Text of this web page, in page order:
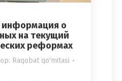
информация о
на текущий
реформах
Raqobat qo'mitasi